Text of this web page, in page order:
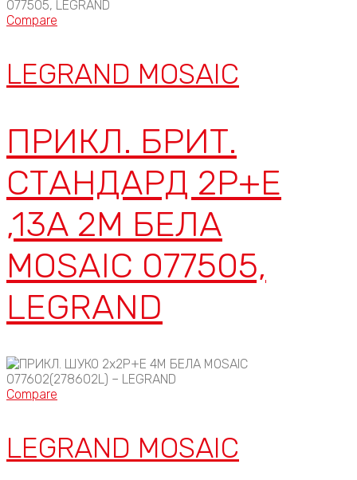
Compare
LEGRAND MOSAIC
ПРИКЛ. БРИТ.
СТАНДАРД 2P+E
,13A 2М БЕЛА
MOSAIC 077505,
LEGRAND
Compare
LEGRAND MOSAIC